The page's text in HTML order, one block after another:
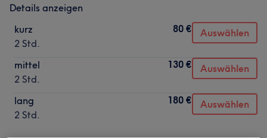
Details anzeigen
kurz
2 Std.
80 € Auswählen
mittel
2 Std.
130 € Auswählen
lang
2 Std.
180 € Auswählen